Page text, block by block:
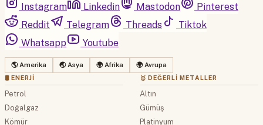
Instagram
Linkedin Mastodon
Pinterest
Reddit
Telegram Threads
Tiktok
Whatsapp
Youtube
🌎 Amerika 🌏 Asya 🌍 Afrika 🌍 Avrupa
🛢 ENERJI
Petrol
Doğalgaz
Kömür
🥇 DEĞERLI METALLER
Altın
Gümüş
Platinyum